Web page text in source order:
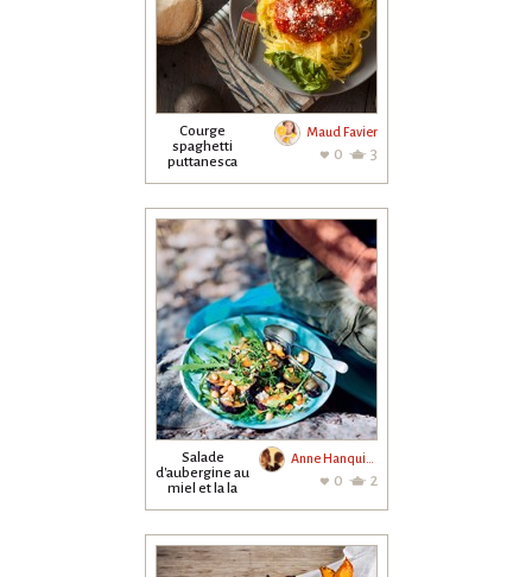
Courge
spaghetti
puttanesca
Maud Favier
0 3
Salade
d'aubergine au
miel et la la
Anne Hanquiez
0 2